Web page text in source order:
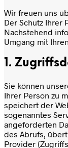
Wir freuen uns
Der Schutz Ihrer
Nachstehend
Umgang mit
1.
Sie können
Ihrer Person zu
speichert der
sogenanntes
angeforderten
des Abrufs,
Provider